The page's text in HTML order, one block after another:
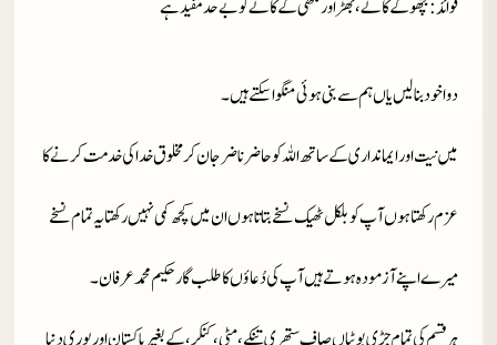
فوائد: بچھو کے کاٹے، بھڑ اور مکھی کے کاٹے کو بےحد مفید ہے
دوا خود بنا لیں یاں ہم سے بنی ہوئی منگوا سکتے ہیں۔
میں نیت اور ایمانداری کے ساتھ اللہ کو حاضر ناضر جان کر مخلوق خدا کی خدمت کرنے کا
عزم رکھتا ہوں آپ کو بلکل ٹھیک نسخے بتاتا ہوں ان میں کچھ کمی نہیں رکھتا یہ تمام نسخے
میرے اپنے آزمودہ ہوتے ہیں آپ کی دُعاؤں کا طلب گار حکیم محمد عرفان۔